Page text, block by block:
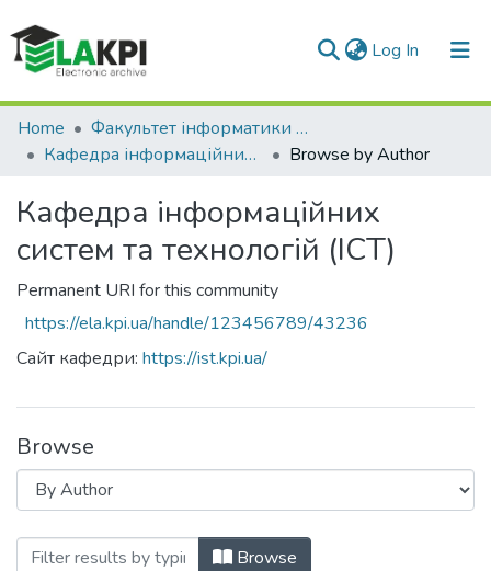
Log In (current)
Communities & Collections
All of DSpace
Home
Факультет інформатики та обчислювальної техніки (ФІОТ)
Кафедра інформаційних систем та технологій (ІСТ)
Browse by Author
Кафедра інформаційних
систем та технологій (ІСТ)
Permanent URI for this community
https://ela.kpi.ua/handle/123456789/43236
Сайт кафедри: https://ist.kpi.ua/
Browse
Browsing Кафедра інформаційних
Browse